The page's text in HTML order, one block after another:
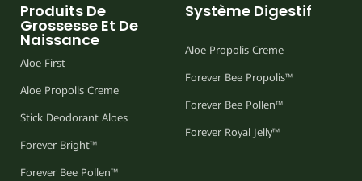
Produits De
Grossesse Et De
Naissance
Aloe First
Aloe Propolis Creme
Stick Deodorant Aloes
Forever Bright™
Forever Bee Pollen™
Système Digestif
Aloe Propolis Creme
Forever Bee Propolis™
Forever Bee Pollen™
Forever Royal Jelly™